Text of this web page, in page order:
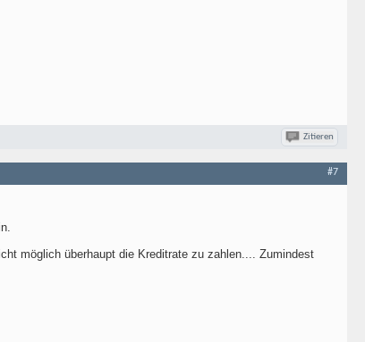
Zitieren
#7
möglich überhaupt die Kreditrate zu zahlen.... Zumindest